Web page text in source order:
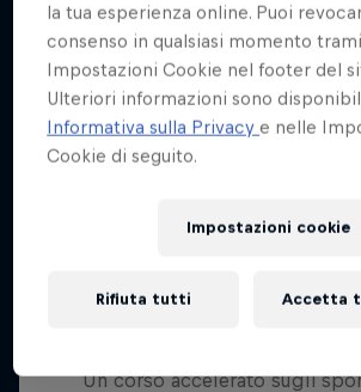
Un corso accelerato sugli
la tua esperienza online. Puoi
consenso in qualsiasi momento
Impostazioni Cookie nel footer del
Ulteriori informazioni sono
Informativa sulla Privacye nelle
Cookie di seguito.
Impostazioni cookie
Rifiuta tutti Accetta